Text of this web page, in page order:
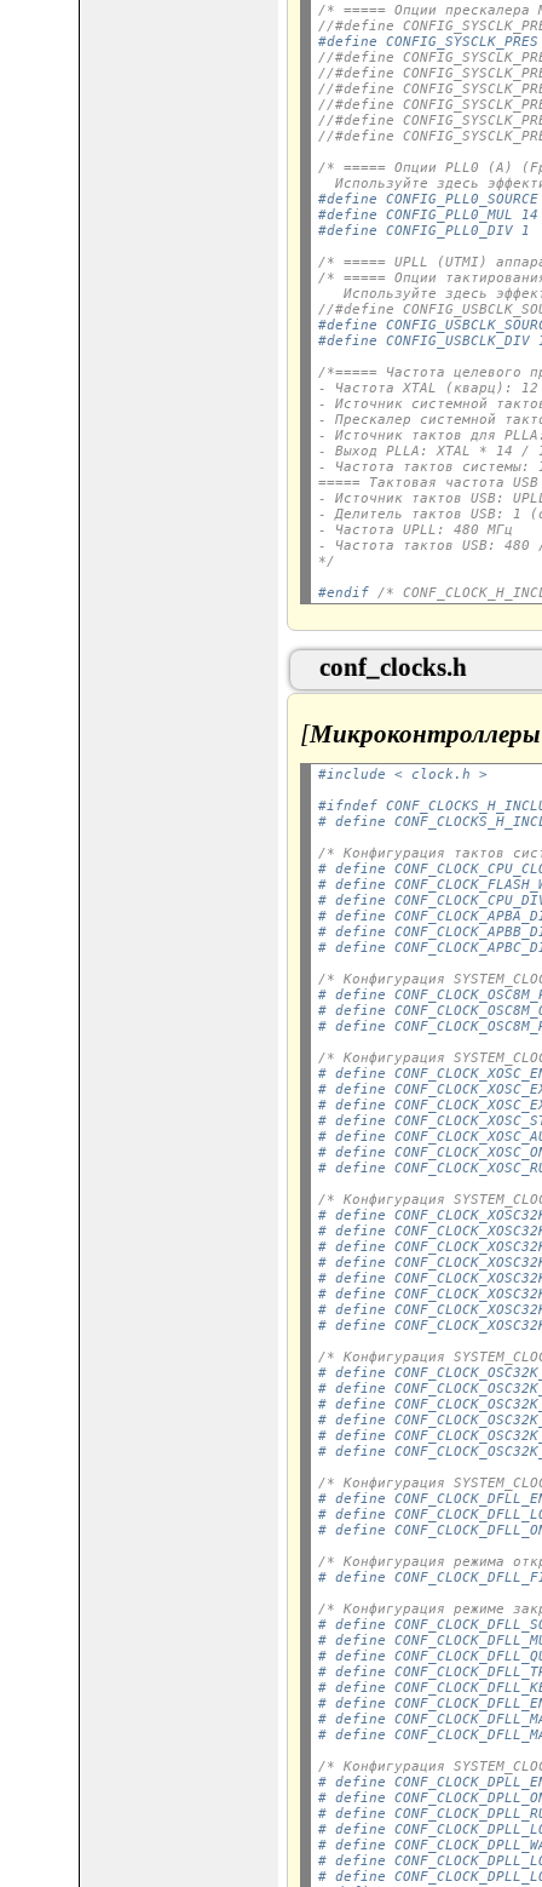
/* ===== Опции прескалера
//#define
#define CONFIG_SYSCLK_PRES
//#define
//#define
//#define
//#define
//#define
//#define
/* ===== Опции PLL0 (A)
Используйте здесь
#define CONFIG_PLL0_SOURCE
#define CONFIG_PLL0_MUL 14
#define CONFIG_PLL0_DIV 1
/* ===== UPLL (UTMI)
/* ===== Опции
Используйте здесь
//#define
#define
#define CONFIG_USBCLK_DIV
/*===== Частота целевого
- Частота XTAL (кварц): 12
- Источник системной
- Прескалер системной
- Источник тактов для
- Выход PLLA: XTAL * 14 /
- Частота тактов
===== Тактовая частота USB
- Источник тактов USB:
- Делитель тактов USB: 1
- Частота UPLL: 480 МГц
- Частота тактов USB:
*/
#endif /*
conf_clocks.h
[
#include < clock.h >
#ifndef
# define
/* Конфигурация тактов
# define
# define
# define
# define
# define
# define
/* Конфигурация
# define
# define
# define
/* Конфигурация
# define
# define
# define
# define
# define
# define
# define
/* Конфигурация
# define
# define
# define
# define
# define
# define
# define
# define
/* Конфигурация
# define
# define
# define
# define
# define
# define
/* Конфигурация
# define
# define
# define
/* Конфигурация режима
# define
/* Конфигурация режиме
# define
# define
# define
# define
# define
# define
# define
# define
/* Конфигурация
# define
# define
# define
# define
# define
# define
# define